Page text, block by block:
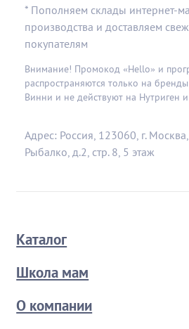
* Пополняем склады интернет-
производства и доставляем
покупателям
Внимание! Промокод «Hello» и
распространяются только на
Винни и не действуют на Нутриген
Адрес: Россия, 123060, г.
Рыбалко, д.2, стр. 8, 5 этаж
Каталог
Школа мам
О компании